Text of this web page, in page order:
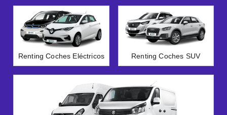
Renting Coches Eléctricos Renting Coches SUV